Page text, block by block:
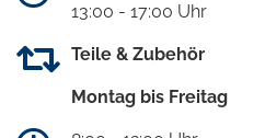
13:00 - 17:00 Uhr
Teile & Zubehör
Montag bis Freitag